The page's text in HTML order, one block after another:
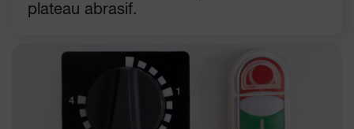
plateau abrasif.